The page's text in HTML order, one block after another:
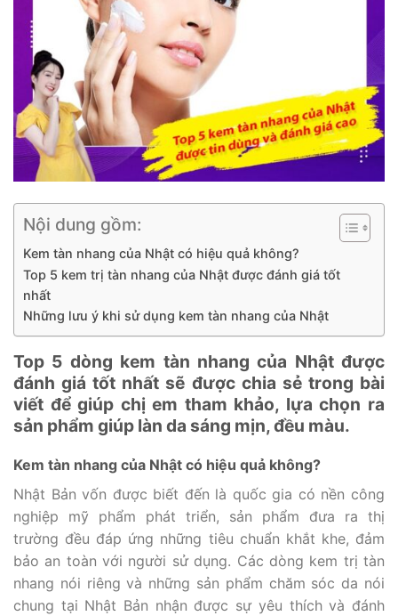
Nội dung gồm:
Kem tàn nhang của Nhật có hiệu quả không?
Top 5 kem trị tàn nhang của Nhật được đánh giá tốt
nhất
Những lưu ý khi sử dụng kem tàn nhang của Nhật
Top 5 dòng kem tàn nhang của Nhật được
đánh giá tốt nhất sẽ được chia sẻ trong bài
viết để giúp chị em tham khảo, lựa chọn ra
sản phẩm giúp làn da sáng mịn, đều màu.
Kem tàn nhang của Nhật có hiệu quả không?
Nhật Bản vốn được biết đến là quốc gia có nền công
nghiệp mỹ phẩm phát triển, sản phẩm đưa ra thị
trường đều đáp ứng những tiêu chuẩn khắt khe, đảm
bảo an toàn với người sử dụng. Các dòng kem trị tàn
nhang nói riêng và những sản phẩm chăm sóc da nói
chung tại Nhật Bản nhận được sự yêu thích và đánh